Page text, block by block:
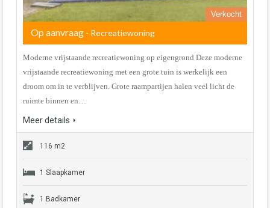
Verkocht
Op aanvraag - Recreatiewoning
Moderne vrijstaande recreatiewoning op eigengrond Deze moderne
vrijstaande recreatiewoning met een grote tuin is werkelijk een
droom om in te verblijven. Grote raampartijen halen veel licht de
ruimte binnen en…
Meer details
116 m2
1 Slaapkamer
1 Badkamer